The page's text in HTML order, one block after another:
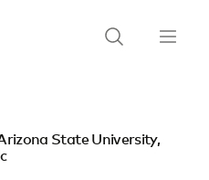
State University,